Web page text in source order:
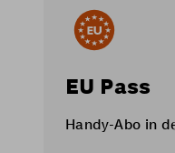
EU Pass
Handy-Abo in